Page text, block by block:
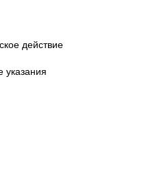
действие
указания